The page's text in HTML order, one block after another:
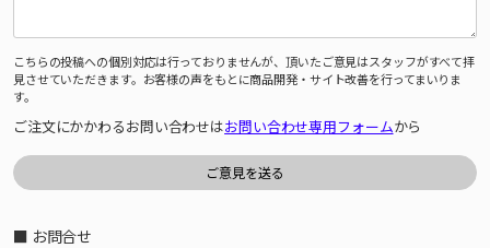
こちらの投稿への個別対応は行っておりませんが、頂いたご意見はスタッフがすべて拝
見させていただきます。お客様の声をもとに商品開発・サイト改善を行ってまいりま
す。
ご注文にかかわるお問い合わせはお問い合わせ専用フォームから
■ お問合せ